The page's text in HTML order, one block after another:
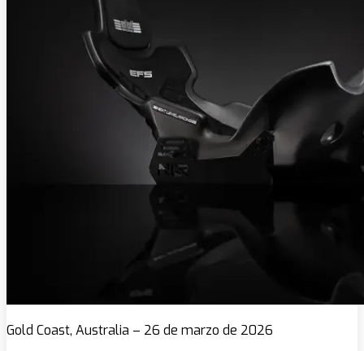
Gold Coast, Australia – 26 de marzo de 2026